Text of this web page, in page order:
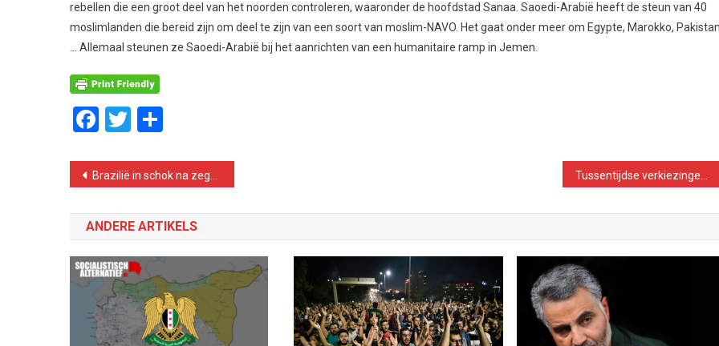
rebellen die een groot deel van het noorden controleren, waaronder de hoofdstad Sanaa. Saoedi-Arabië heeft de steun van 40
moslimlanden die bereid zijn om deel te zijn van een soort van moslim-NAVO. Het gaat onder meer om Egypte, Marokko,
… Allemaal steunen ze Saoedi-Arabië bij het aanrichten van een humanitaire ramp in Jemen.
Facebook
Twitter
Bericht
navigatie
Brazilië in schok na zege van Bolsonaro Tussentijdse verkiezingen in de VS: tussen afstraffing Trump en zoektocht naar alternatieven
ANDERE ARTIKELS